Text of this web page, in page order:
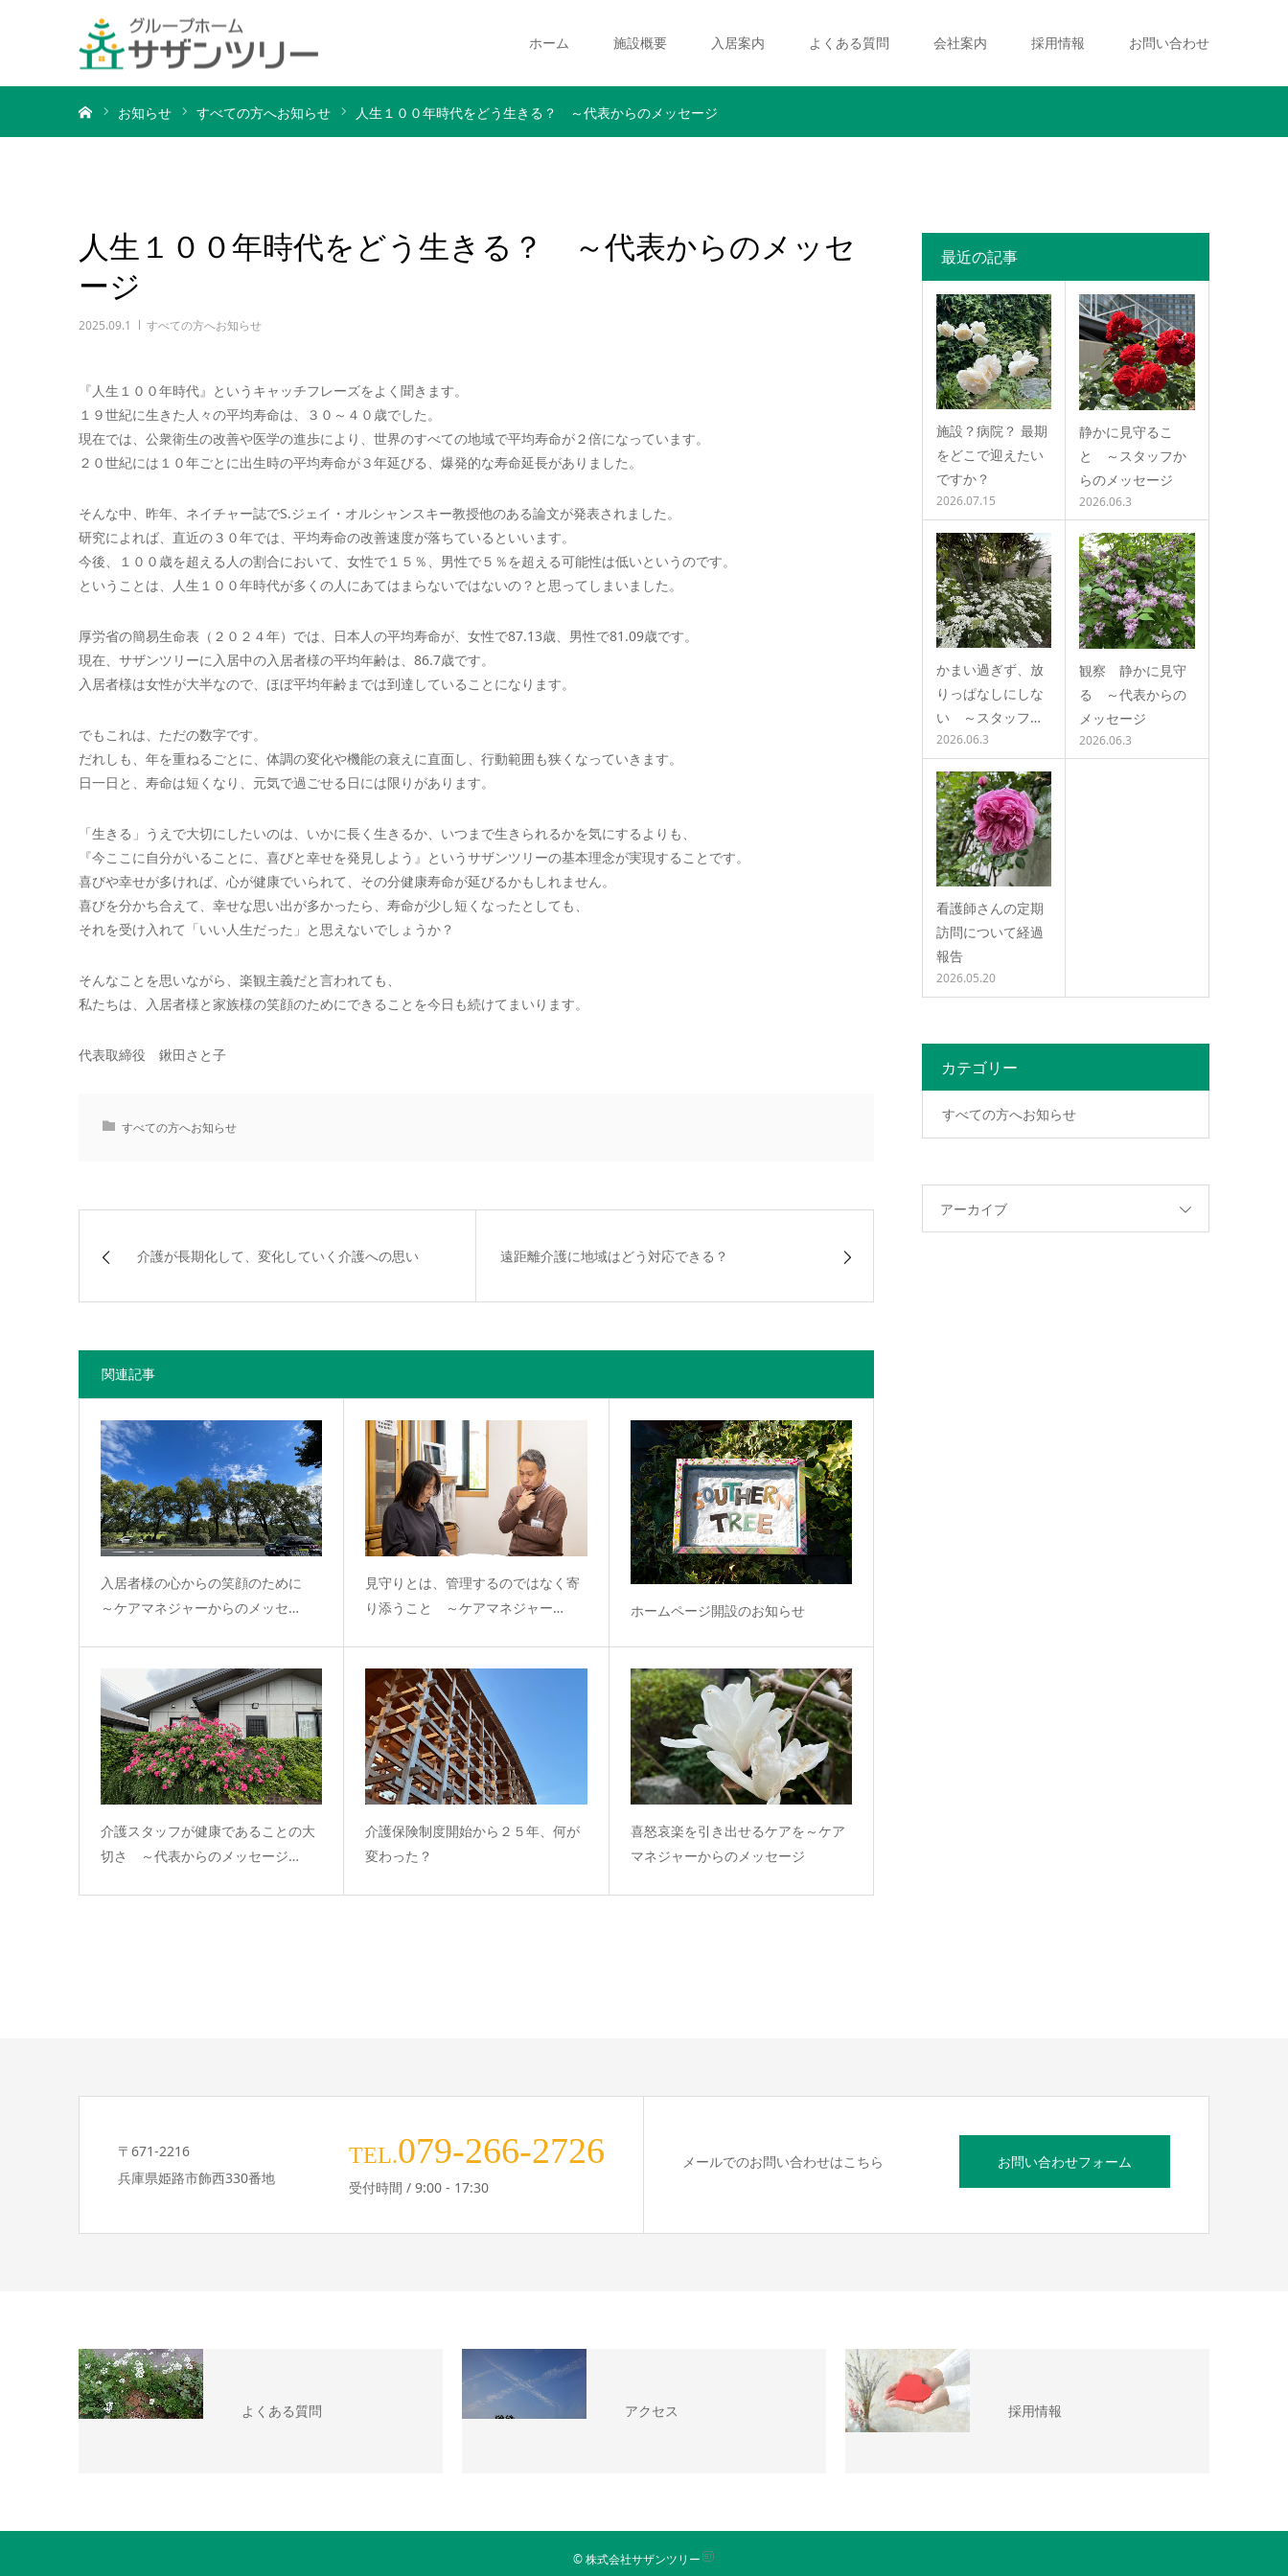
ホーム 施設概要 入居案内 よくある質問 会社案内 採用情報 お問い合わせ
お知らせ すべての方へお知らせ 人生１００年時代をどう生きる？ ～代表からのメッセージ
人生１００年時代をどう生きる？ ～代表からのメッセ
ージ
2025.09.1 すべての方へお知らせ
『人生１００年時代』というキャッチフレーズをよく聞きます。
１９世紀に生きた人々の平均寿命は、３０～４０歳でした。
現在では、公衆衛生の改善や医学の進歩により、世界のすべての地域で平均寿命が２倍になっています。
２０世紀には１０年ごとに出生時の平均寿命が３年延びる、爆発的な寿命延長がありました。
そんな中、昨年、ネイチャー誌でS.ジェイ・オルシャンスキー教授他のある論文が発表されました。
研究によれば、直近の３０年では、平均寿命の改善速度が落ちているといいます。
今後、１００歳を超える人の割合において、女性で１５％、男性で５％を超える可能性は低いというのです。
ということは、人生１００年時代が多くの人にあてはまらないではないの？と思ってしまいました。
厚労省の簡易生命表（２０２４年）では、日本人の平均寿命が、女性で87.13歳、男性で81.09歳です。
現在、サザンツリーに入居中の入居者様の平均年齢は、86.7歳です。
入居者様は女性が大半なので、ほぼ平均年齢までは到達していることになります。
でもこれは、ただの数字です。
だれしも、年を重ねるごとに、体調の変化や機能の衰えに直面し、行動範囲も狭くなっていきます。
日一日と、寿命は短くなり、元気で過ごせる日には限りがあります。
「生きる」うえで大切にしたいのは、いかに長く生きるか、いつまで生きられるかを気にするよりも、
『今ここに自分がいることに、喜びと幸せを発見しよう』というサザンツリーの基本理念が実現することです。
喜びや幸せが多ければ、心が健康でいられて、その分健康寿命が延びるかもしれません。
喜びを分かち合えて、幸せな思い出が多かったら、寿命が少し短くなったとしても、
それを受け入れて「いい人生だった」と思えないでしょうか？
そんなことを思いながら、楽観主義だと言われても、
私たちは、入居者様と家族様の笑顔のためにできることを今日も続けてまいります。
代表取締役 鍬田さと子
すべての方へお知らせ
介護が長期化して、変化していく介護への思い 遠距離介護に地域はどう対応できる？
関連記事
入居者様の心からの笑顔のために
～ケアマネジャーからのメッセ…
見守りとは、管理するのではなく寄
り添うこと ～ケアマネジャー…
ホームページ開設のお知らせ
介護スタッフが健康であることの大
切さ ～代表からのメッセージ…
介護保険制度開始から２５年、何が
変わった？
喜怒哀楽を引き出せるケアを～ケア
マネジャーからのメッセージ
最近の記事
施設？病院？ 最期
をどこで迎えたい
ですか？
2026.07.15
静かに見守るこ
と ～スタッフか
らのメッセージ
2026.06.3
かまい過ぎず、放
りっぱなしにしな
い ～スタッフ…
2026.06.3
観察 静かに見守
る ～代表からの
メッセージ
2026.06.3
看護師さんの定期
訪問について経過
報告
2026.05.20
カテゴリー
すべての方へお知らせ
アーカイブ
〒671-2216
兵庫県姫路市飾西330番地
TEL.079-266-2726
受付時間 / 9:00 - 17:30
メールでのお問い合わせはこちら お問い合わせフォーム
よくある質問 アクセス 採用情報
© 株式会社サザンツリー